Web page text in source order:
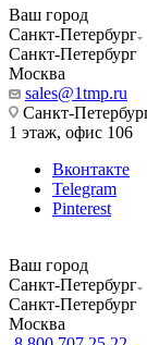
Ваш город
Санкт-Петербург
Санкт-Петербург
Москва
sales@1tmp.ru
Санкт-
1 этаж, офис 106
Вконтакте
Telegram
Pinterest
Ваш город
Санкт-Петербург
Санкт-Петербург
Москва